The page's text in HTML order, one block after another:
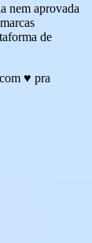
nem aprovada
de
♥ pra